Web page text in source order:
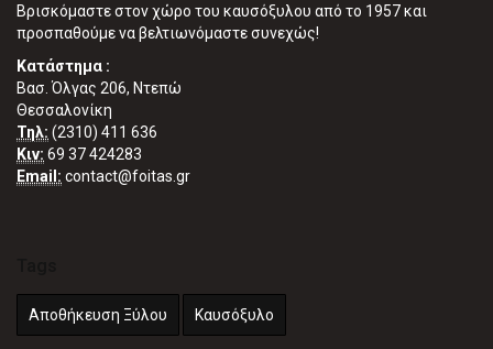
Βρισκόμαστε στον χώρο του καυσόξυλου από το 1957 και
προσπαθούμε να βελτιωνόμαστε συνεχώς!
Κατάστημα :
Βασ. Όλγας 206, Ντεπώ
Θεσσαλονίκη
Τηλ: (2310) 411 636
Κιν: 69 37 424283
Email: contact@foitas.gr
Αποθήκευση Ξύλου Καυσόξυλο